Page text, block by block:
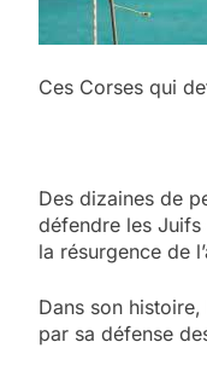
Ces Corses qui
Des dizaines de
défendre les
la résurgence de
Dans son
par sa défense